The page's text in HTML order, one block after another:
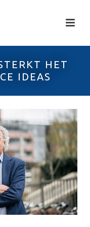
HET
IDEAS